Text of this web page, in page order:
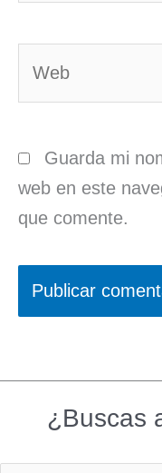
Guarda mi
web en este
que comente.
¿Buscas